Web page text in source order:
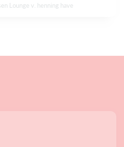
Lounge v. henning have